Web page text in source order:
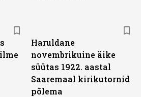
Haruldane
novembrikuine äike
süütas 1922. aastal
Saaremaal kirikutornid
põlema